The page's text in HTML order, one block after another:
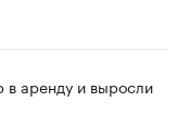
в аренду и выросли